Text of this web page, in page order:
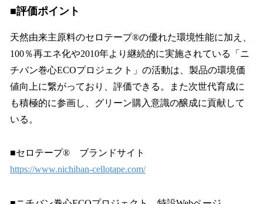
■評価ポイント
天然由来主原料のセロテープ®の優れた環境性能に加え、
100％再エネ化や2010年より継続的に実施されている「ニ
チバン巻心ECOプロジェクト」の活動は、製品の環境価
値向上に繋がっており、評価できる。また次世代育成に
も積極的に参画し、グリーン購入意識の醸成に貢献して
いる。
■セロテープ® ブランドサイト
https://www.nichiban-cellotape.com/